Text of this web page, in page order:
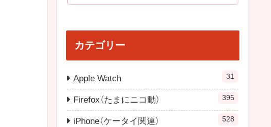
カテゴリー
Apple Watch 31
Firefox（たまにニコ動） 395
iPhone（ケータイ関連） 528